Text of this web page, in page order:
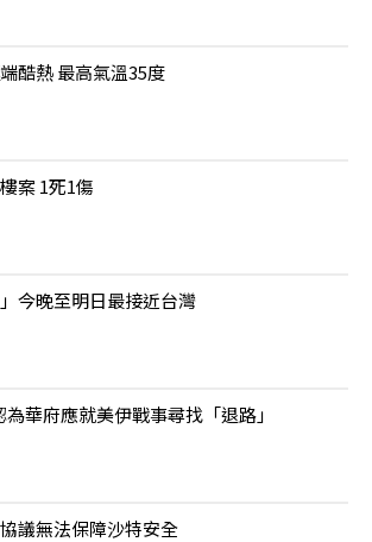
酷熱 最高氣溫35度
案 1死1傷
今晚至明日最接近台灣
華府應就美伊戰事尋找「退路」
議無法保障沙特安全